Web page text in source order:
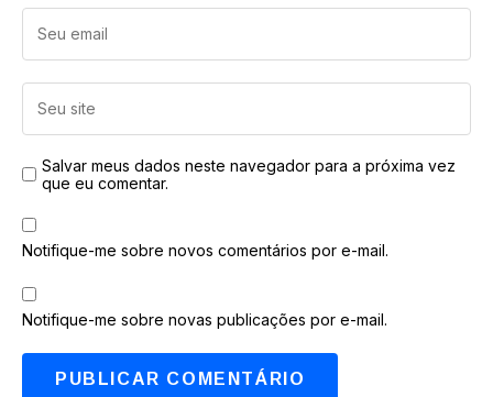
Salvar meus dados neste navegador para a próxima vez
que eu comentar.
Notifique-me sobre novos comentários por e-mail.
Notifique-me sobre novas publicações por e-mail.